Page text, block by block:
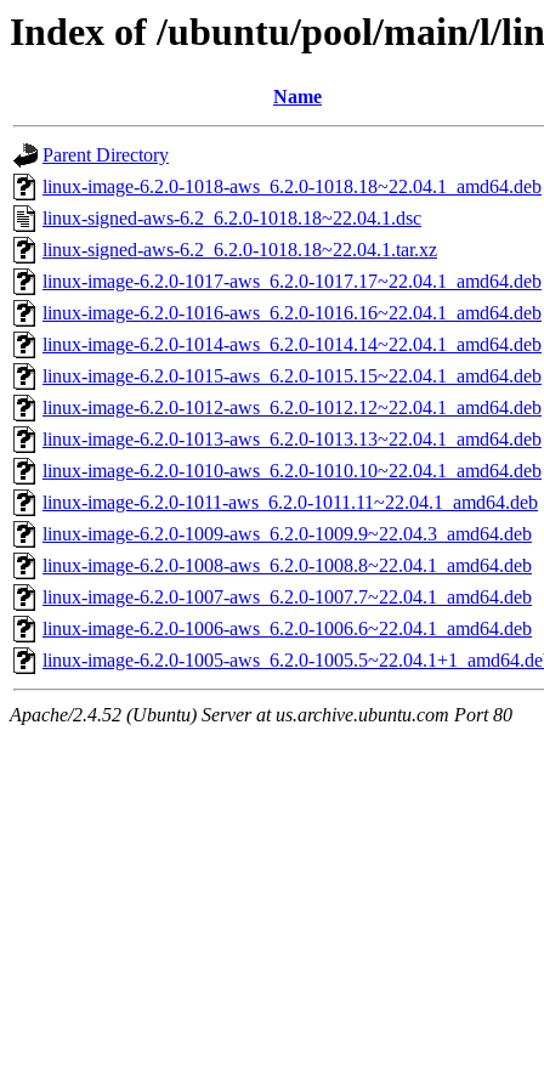
Index of /ubuntu/pool/main/l/
Name
Parent Directory
linux-image-6.2.0-1018-aws_6.2.0-1018.18~22.04.1_amd64.deb
linux-signed-aws-6.2_6.2.0-1018.18~22.04.1.dsc
linux-signed-aws-6.2_6.2.0-1018.18~22.04.1.tar.xz
linux-image-6.2.0-1017-aws_6.2.0-1017.17~22.04.1_amd64.deb
linux-image-6.2.0-1016-aws_6.2.0-1016.16~22.04.1_amd64.deb
linux-image-6.2.0-1014-aws_6.2.0-1014.14~22.04.1_amd64.deb
linux-image-6.2.0-1015-aws_6.2.0-1015.15~22.04.1_amd64.deb
linux-image-6.2.0-1012-aws_6.2.0-1012.12~22.04.1_amd64.deb
linux-image-6.2.0-1013-aws_6.2.0-1013.13~22.04.1_amd64.deb
linux-image-6.2.0-1010-aws_6.2.0-1010.10~22.04.1_amd64.deb
linux-image-6.2.0-1011-aws_6.2.0-1011.11~22.04.1_amd64.deb
linux-image-6.2.0-1009-aws_6.2.0-1009.9~22.04.3_amd64.deb
linux-image-6.2.0-1008-aws_6.2.0-1008.8~22.04.1_amd64.deb
linux-image-6.2.0-1007-aws_6.2.0-1007.7~22.04.1_amd64.deb
linux-image-6.2.0-1006-aws_6.2.0-1006.6~22.04.1_amd64.deb
linux-image-6.2.0-1005-aws_6.2.0-
Apache/2.4.52 (Ubuntu) Server at us.archive.ubuntu.com Port 80